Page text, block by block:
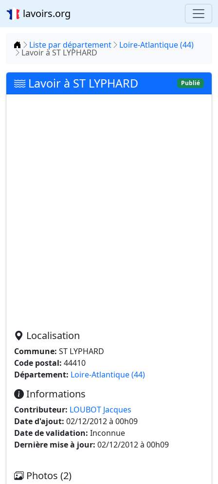
lavoirs.org
Accueil
Liste par département Loire-Atlantique (44)
Lavoir à ST LYPHARD
Lavoir à ST LYPHARD Publié
Localisation
Commune: ST LYPHARD
Code postal: 44410
Département: Loire-Atlantique (44)
Informations
Contributeur: LOUBOT Jacques
Date d'ajout: 02/12/2012 à 00h09
Date de validation: Inconnue
Dernière mise à jour: 02/12/2012 à 00h09
Photos (2)